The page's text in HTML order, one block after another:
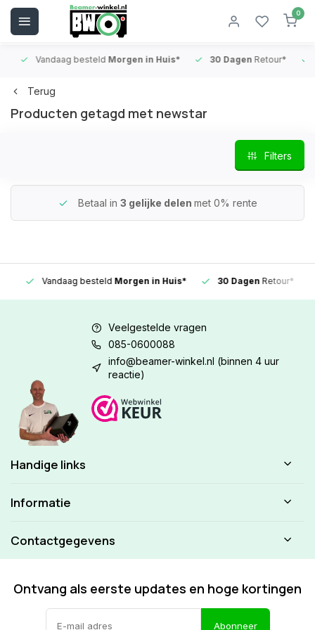
0
Vandaag besteldMorgen in Huis* 30 DagenRetour*
Terug
Producten getagd met newstar
Filters
Betaal in 3 gelijke delen met 0% rente
Vandaag besteldMorgen in Huis* 30 DagenRetour*
Veelgestelde vragen
085-0600088
info@beamer-winkel.nl (binnen 4 uur
reactie)
Handige links
Informatie
Contactgegevens
Ontvang als eerste updates en hoge kortingen
Abonneer